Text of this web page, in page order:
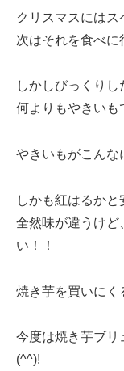
クリスマスには
次はそれを食べに
しかしびっくりし
何よりもやきいも
やきいもがこんな
しかも紅はるかと
全然味が違うけど
い！！
焼き芋を買いにく
今度は焼き芋ブリ
(^^)!